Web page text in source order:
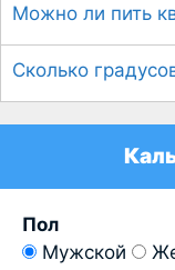
Можно ли пить
Сколько
Пол
Мужской